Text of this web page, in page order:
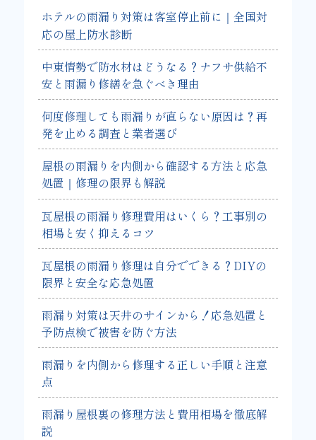
ホテルの雨漏り対策は客室停止前に｜全国対
応の屋上防水診断
中東情勢で防水材はどうなる？ナフサ供給不
安と雨漏り修繕を急ぐべき理由
何度修理しても雨漏りが直らない原因は？再
発を止める調査と業者選び
屋根の雨漏りを内側から確認する方法と応急
処置｜修理の限界も解説
瓦屋根の雨漏り修理費用はいくら？工事別の
相場と安く抑えるコツ
瓦屋根の雨漏り修理は自分でできる？DIYの
限界と安全な応急処置
雨漏り対策は天井のサインから！応急処置と
予防点検で被害を防ぐ方法
雨漏りを内側から修理する正しい手順と注意
点
雨漏り屋根裏の修理方法と費用相場を徹底解
説